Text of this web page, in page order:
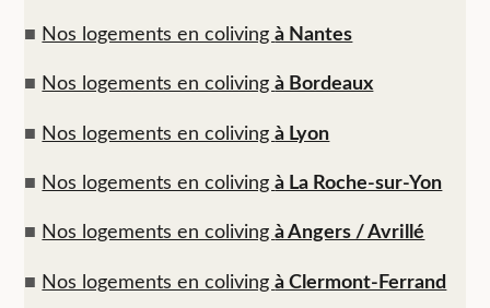
■ Nos logements en colivingà Nantes
■ Nos logements en colivingà Bordeaux
■ Nos logements en colivingà Lyon
■ Nos logements en colivingà La Roche-sur-Yon
■ Nos logements en colivingà Angers / Avrillé
■ Nos logements en colivingà Clermont-Ferrand